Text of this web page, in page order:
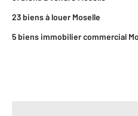
23 biens à louer Moselle
5 biens immobilier commercial